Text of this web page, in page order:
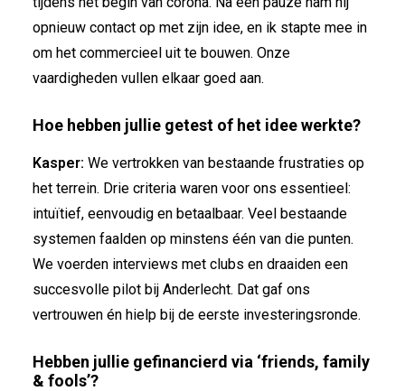
opnieuw contact op met zijn idee, en ik stapte mee in
om het commercieel uit te bouwen. Onze
vaardigheden vullen elkaar goed aan.
Hoe hebben jullie getest of het idee werkte?
Kasper: We vertrokken van bestaande frustraties op
het terrein. Drie criteria waren voor ons essentieel:
intuïtief, eenvoudig en betaalbaar. Veel bestaande
systemen faalden op minstens één van die punten.
We voerden interviews met clubs en draaiden een
succesvolle pilot bij Anderlecht. Dat gaf ons
vertrouwen én hielp bij de eerste investeringsronde.
Hebben jullie gefinancierd via ‘friends, family
& fools’?